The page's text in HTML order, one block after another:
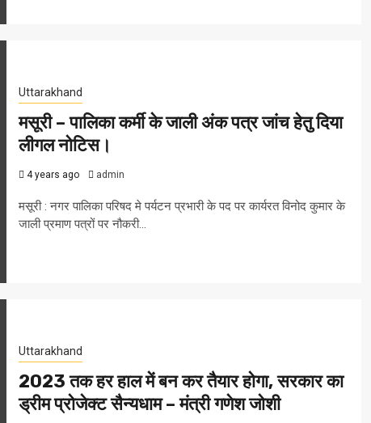
Uttarakhand
मसूरी – पालिका कर्मी के जाली अंक पत्र जांच हेतु दिया
लीगल नोटिस।
4 years ago admin
मसूरी : नगर पालिका परिषद मे पर्यटन प्रभारी के पद पर कार्यरत विनोद कुमार के
जाली प्रमाण पत्रों पर नौकरी...
Uttarakhand
2023 तक हर हाल में बन कर तैयार होगा, सरकार का
ड्रीम प्रोजेक्ट सैन्यधाम – मंत्री गणेश जोशी